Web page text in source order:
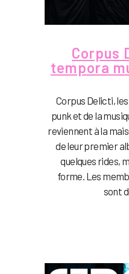
Corpus
tempora
Corpus Delicti,
punk et de la
reviennent à la
de leur premier
quelques rides,
forme. Les
sont